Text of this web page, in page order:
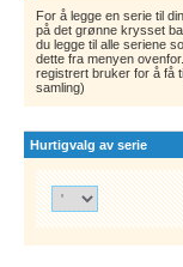
For å legge en serie til
på det grønne krysset
du legge til alle seriene
dette fra menyen
registrert bruker for å få
samling)
Hurtigvalg av serie